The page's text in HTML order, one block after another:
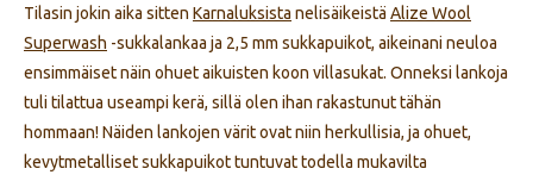
Tilasin jokin aika sitten Karnaluksista nelisäikeistä Alize Wool
Superwash -sukkalankaa ja 2,5 mm sukkapuikot, aikeinani neuloa
ensimmäiset näin ohuet aikuisten koon villasukat. Onneksi lankoja
tuli tilattua useampi kerä, sillä olen ihan rakastunut tähän
hommaan! Näiden lankojen värit ovat niin herkullisia, ja ohuet,
kevytmetalliset sukkapuikot tuntuvat todella mukavilta